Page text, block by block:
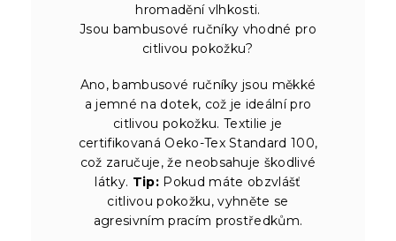
hromadění vlhkosti.
Jsou bambusové ručníky vhodné pro
citlivou pokožku?
Ano, bambusové ručníky jsou měkké
a jemné na dotek, což je ideální pro
citlivou pokožku. Textilie je
certifikovaná Oeko-Tex Standard 100,
což zaručuje, že neobsahuje škodlivé
látky. Tip: Pokud máte obzvlášť
citlivou pokožku, vyhněte se
agresivním pracím prostředkům.